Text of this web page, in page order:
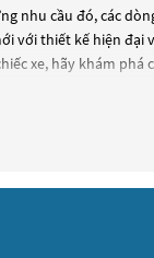
nhu cầu đó, các
với thiết kế hiện đại
xe, hãy khám phá